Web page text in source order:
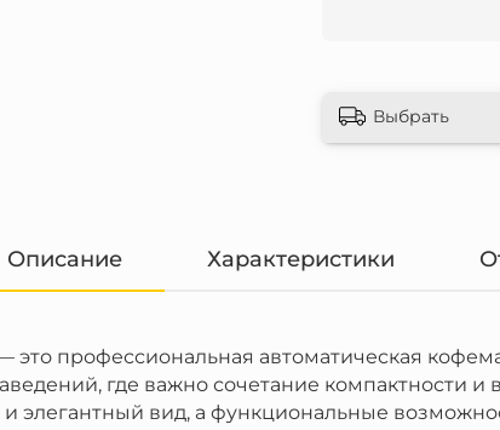
Выбрать
Описание Характеристики
это профессиональная автоматическая
где важно сочетание компактности
элегантный вид, а функциональные